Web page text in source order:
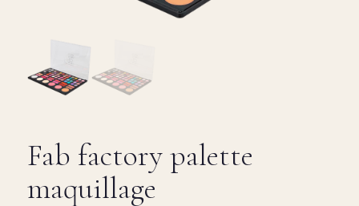
Fab factory palette
maquillage